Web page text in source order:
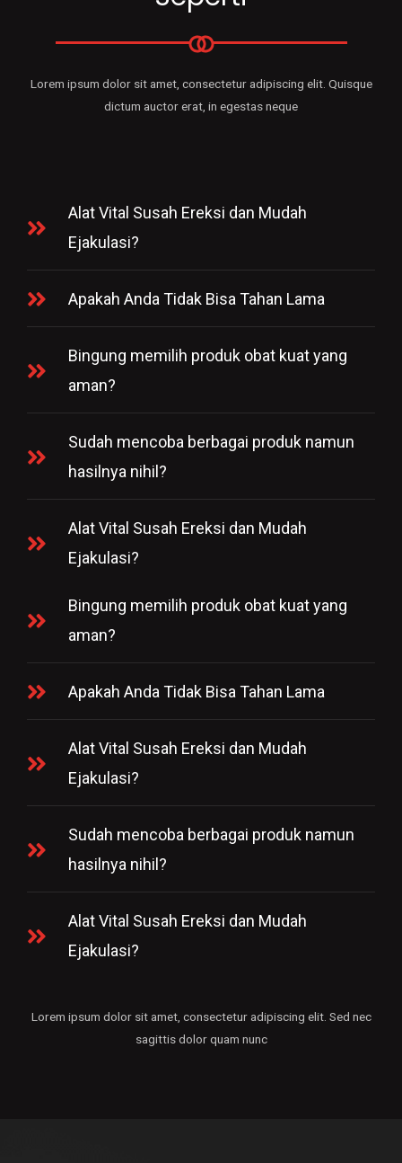
Lorem ipsum dolor sit amet, consectetur adipiscing elit. Quisque
dictum auctor erat, in egestas neque
Alat Vital Susah Ereksi dan Mudah
Ejakulasi?
Apakah Anda Tidak Bisa Tahan Lama
Bingung memilih produk obat kuat yang
aman?
Sudah mencoba berbagai produk namun
hasilnya nihil?
Alat Vital Susah Ereksi dan Mudah
Ejakulasi?
Bingung memilih produk obat kuat yang
aman?
Apakah Anda Tidak Bisa Tahan Lama
Alat Vital Susah Ereksi dan Mudah
Ejakulasi?
Sudah mencoba berbagai produk namun
hasilnya nihil?
Alat Vital Susah Ereksi dan Mudah
Ejakulasi?
Lorem ipsum dolor sit amet, consectetur adipiscing elit. Sed nec
sagittis dolor quam nunc